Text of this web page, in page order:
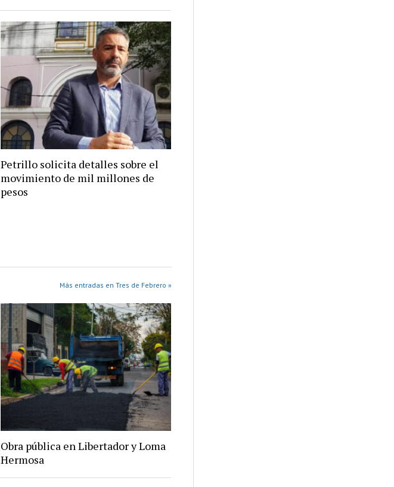
Petrillo solicita detalles sobre el
movimiento de mil millones de
pesos
Más entradas en Tres de Febrero »
Obra pública en Libertador y Loma
Hermosa